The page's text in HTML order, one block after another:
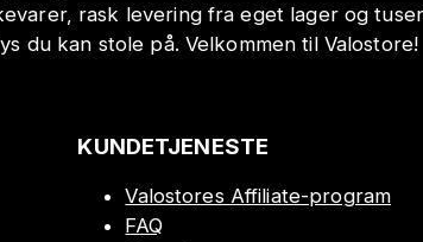
rask levering fra eget lager og
du kan stole på. Velkommen til Valostore!
KUNDETJENESTE
Valostores Affiliate-program
FAQ